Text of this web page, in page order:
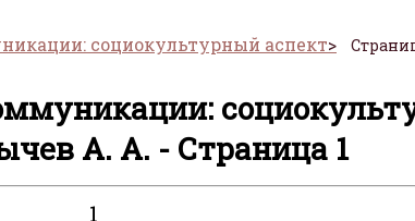
социокультурный аспект
А. А. - Страница 1
1